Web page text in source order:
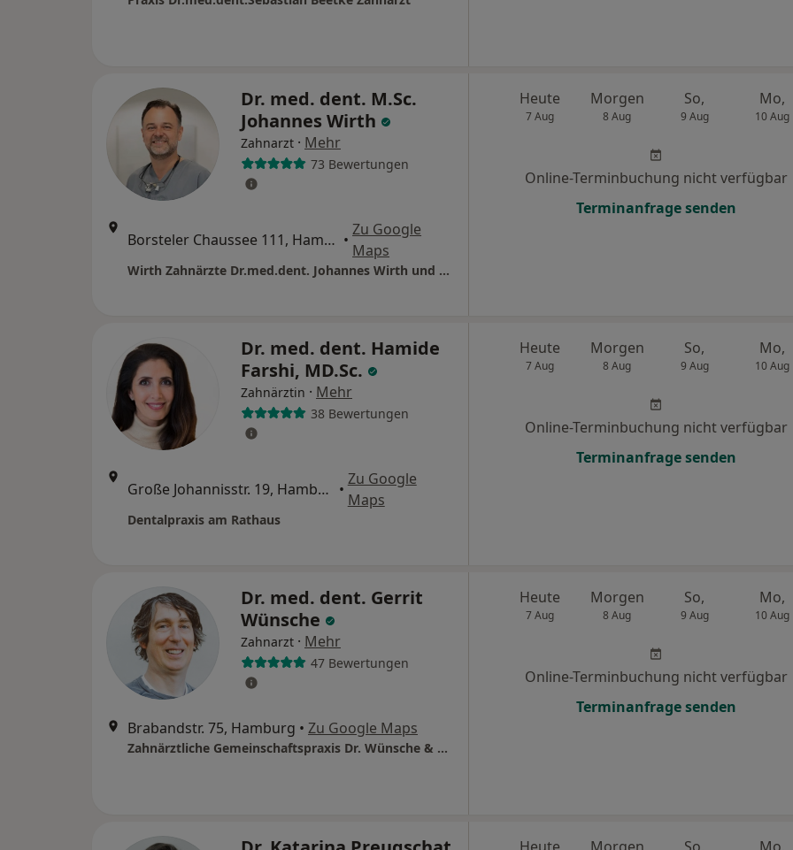
Dr. med. dent. M.Sc.
Johannes Wirth
Zahnarzt · Mehr
73 Bewertungen
Borsteler Chaussee 111, Hamburg •
Zu Google
Maps
Wirth Zahnärzte Dr.med.dent. Johannes Wirth und Kollegen
Heute
7 Aug
Morgen
8 Aug
So,
9 Aug
Mo,
10 Aug
Online-Terminbuchung nicht verfügbar
Terminanfrage senden
Dr. med. dent. Hamide
Farshi, MD.Sc.
Zahnärztin · Mehr
38 Bewertungen
Große Johannisstr. 19, Hamburg •
Zu Google
Maps
Dentalpraxis am Rathaus
Heute
7 Aug
Morgen
8 Aug
So,
9 Aug
Mo,
10 Aug
Online-Terminbuchung nicht verfügbar
Terminanfrage senden
Dr. med. dent. Gerrit
Wünsche
Zahnarzt · Mehr
47 Bewertungen
Brabandstr. 75, Hamburg • Zu Google Maps
Zahnärztliche Gemeinschaftspraxis Dr. Wünsche & Wünsche
Heute
7 Aug
Morgen
8 Aug
So,
9 Aug
Mo,
10 Aug
Online-Terminbuchung nicht verfügbar
Terminanfrage senden